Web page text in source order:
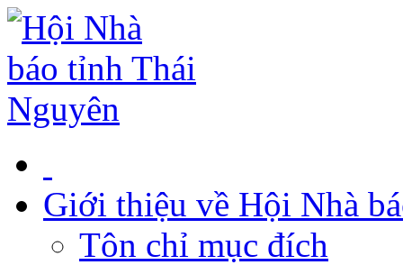
Giới thiệu về Hội Nhà
Tôn chỉ mục đích